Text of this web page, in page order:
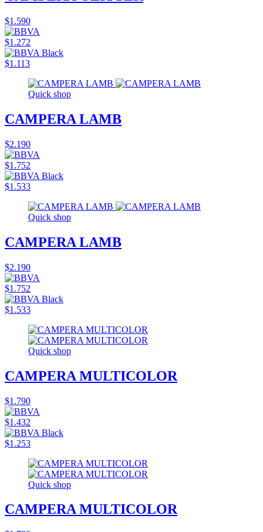
$1.590
$1.272
$1.113
Quick shop
CAMPERA LAMB
$2.190
$1.752
$1.533
Quick shop
CAMPERA LAMB
$2.190
$1.752
$1.533
Quick shop
CAMPERA MULTICOLOR
$1.790
$1.432
$1.253
Quick shop
CAMPERA MULTICOLOR